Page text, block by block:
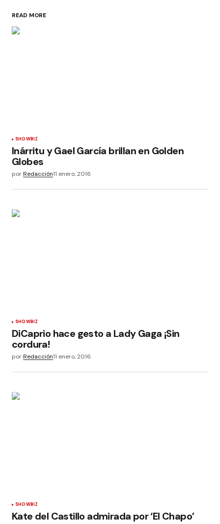
READ MORE
SHOWBIZ
Inárritu y Gael García brillan en Golden
Globes
porRedacción11 enero, 2016
SHOWBIZ
DiCaprio hace gesto a Lady Gaga ¡Sin
cordura!
porRedacción11 enero, 2016
SHOWBIZ
Kate del Castillo admirada por ‘El Chapo’